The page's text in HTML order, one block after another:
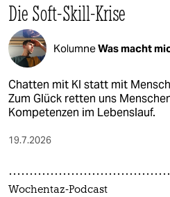
Die Soft-Skill-Krise
KolumneWas macht
Chatten mit KI statt mit
Zum Glück retten uns
Kompetenzen im Lebenslauf.
19.7.2026
Wochentaz-Podcast